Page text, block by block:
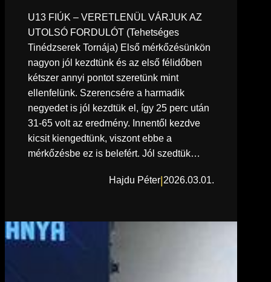
U13 FIÚK – VERETLENÜL VÁRJUK AZ
UTOLSÓ FORDULÓT (Tehetséges
Tinédzserek Tornája) Első mérkőzésünkön
nagyon jól kezdtünk és az első félidőben
kétszer annyi pontot szeretünk mint
ellenfelünk. Szerencsére a harmadik
negyedet is jól kezdtük el, így 25 perc után
31-65 volt az eredmény. Innentől kezdve
kicsit kiengedtünk, viszont ebbe a
mérkőzésbe ez is belefért. Jól szedtük…
Hajdu Péter|2026.03.01.